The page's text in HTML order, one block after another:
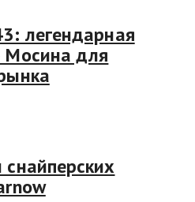
легендарная
Мосина для